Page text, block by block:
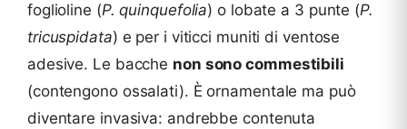
foglioline (P. quinquefolia) o lobate a 3 punte (P.
tricuspidata) e per i viticci muniti di ventose
adesive. Le bacche non sono commestibili
(contengono ossalati). È ornamentale ma può
diventare invasiva: andrebbe contenuta